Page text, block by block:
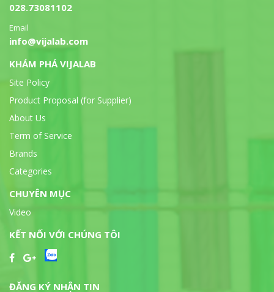
028.73081102
Email
info@vijalab.com
KHÁM PHÁ VIJALAB
Site Policy
Product Proposal (for Supplier)
About Us
Term of Service
Brands
Categories
CHUYÊN MỤC
Video
KẾT NỐI VỚI CHÚNG TÔI
ĐĂNG KÝ NHẬN TIN